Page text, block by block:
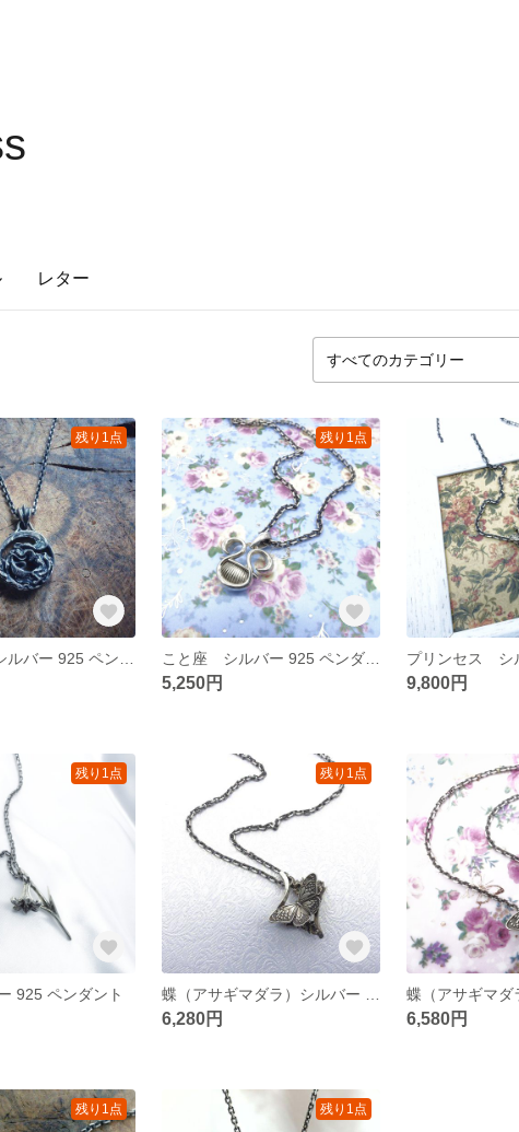
レター
残り1点 残り1点
こと座 シルバー 925 ペンダント
5,250円 9,800円
残り1点
925 ペンダント
残り1点
6,280円 6,580円
残り1点 残り1点